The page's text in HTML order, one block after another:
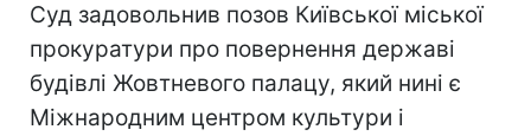
Суд задовольнив позов Київської міської
прокуратури про повернення державі
будівлі Жовтневого палацу, який нині є
Міжнародним центром культури і